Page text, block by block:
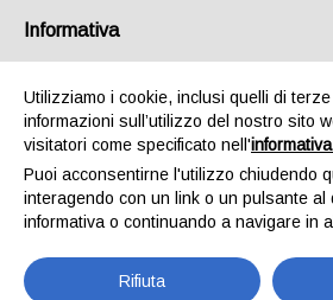
Informativa
Utilizziamo i cookie, inclusi quelli di
informazioni sull’utilizzo del nostro sito
visitatori come specificato nell'
Puoi acconsentirne l'utilizzo chiudendo
interagendo con un link o un pulsante al
informativa o continuando a navigare in
Rifiuta